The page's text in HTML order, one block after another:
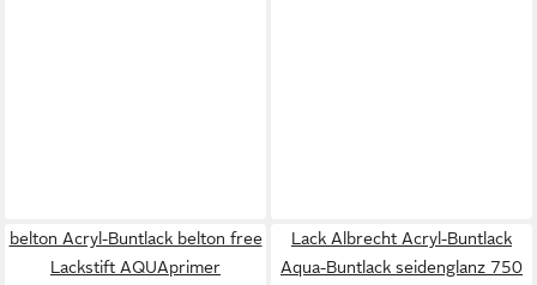
belton Acryl-Buntlack belton free
Lackstift AQUAprimer
Lack Albrecht Acryl-Buntlack
Aqua-Buntlack seidenglanz 750